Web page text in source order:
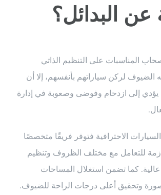
عن البدائل؟
المناسبات على التنظيم الذاتي
الضيوف لركن سياراتهم بأنفسهم، إلا أن
يؤدي إلى ازدحام وفوضى وصعوبة في إدارة
الاحترافية فتوفر فريقًا متخصصًا
للتعامل مع مختلف الظروف وتنظيم
كما تضمن استغلال المساحات
وتحقيق أعلى درجات الراحة للضيوف.